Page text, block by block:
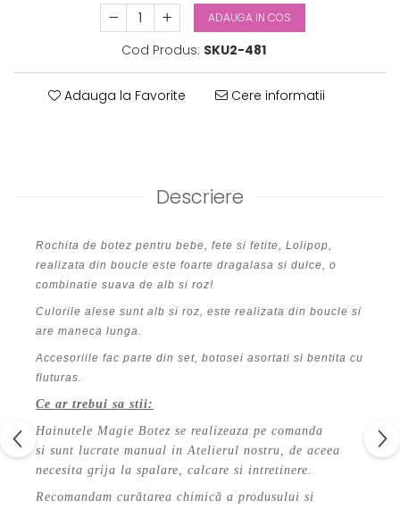
ADAUGA IN COS
Cod Produs: SKU2-481
Adauga la Favorite Cere informatii
Descriere
Rochita de botez pentru bebe, fete si fetite, Lolipop,
realizata din boucle este foarte dragalasa si dulce, o
combinatie suava de alb si roz!
Culorile alese sunt alb si roz, este realizata din boucle si
are maneca lunga.
Accesoriile fac parte din set, botosei asortati si bentita cu
fluturas.
Ce ar trebui sa stii:
Hainutele Magie Botez se realizeaza pe comanda
si sunt lucrate manual in Atelierul nostru, de aceea
necesita grija la spalare, calcare si intretinere.
Recomandam curătarea chimică a produsului si